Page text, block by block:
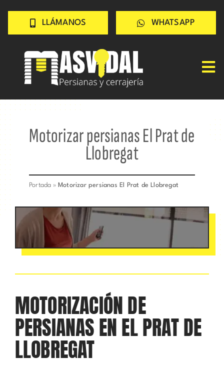
Saltar
contenido
LLÁMANOS WHATSAPP
Inicio
CERRAJERÍA
CONSEJOS
Contacto rápido
Motorizar persianas El Prat de
Llobregat
Portada » Motorizar persianas El Prat de Llobregat
MOTORIZACIÓN DE
PERSIANAS EN EL PRAT DE
LLOBREGAT